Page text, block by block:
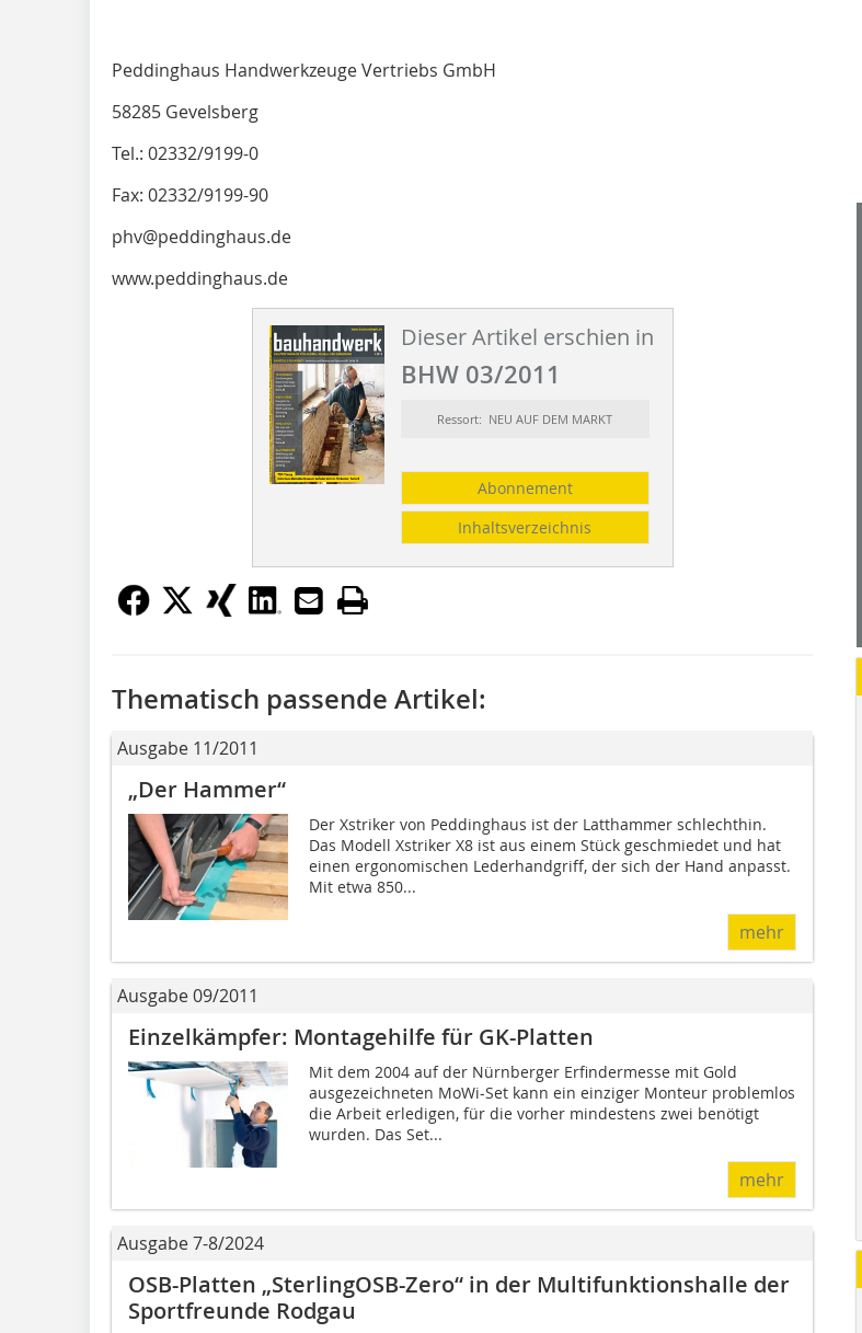
Peddinghaus Handwerkzeuge Vertriebs GmbH
58285 Gevelsberg
Tel.: 02332/9199-0
Fax: 02332/9199-90
phv@peddinghaus.de
www.peddinghaus.de
Dieser Artikel erschien in
BHW 03/2011
Ressort: NEU AUF DEM MARKT
Abonnement
Inhaltsverzeichnis
Thematisch passende Artikel:
Ausgabe 11/2011
„Der Hammer“
Der Xstriker von Peddinghaus ist der Latthammer schlechthin.
Das Modell Xstriker X8 ist aus einem Stück geschmiedet und hat
einen ergonomischen Lederhandgriff, der sich der Hand anpasst.
Mit etwa 850...
mehr
Ausgabe 09/2011
Einzelkämpfer: Montagehilfe für GK-Platten
Mit dem 2004 auf der Nürnberger Erfindermesse mit Gold
ausgezeichneten MoWi-Set kann ein einziger Monteur problemlos
die Arbeit erledigen, für die vorher mindestens zwei benötigt
wurden. Das Set...
mehr
Ausgabe 7-8/2024
OSB-Platten „SterlingOSB-Zero“ in der Multifunktionshalle der
Sportfreunde Rodgau